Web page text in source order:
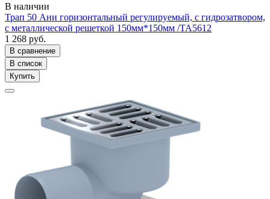
В наличии
Трап 50 Ани горизонтальный регулируемый, с гидрозатвором,
с металлической решеткой 150мм*150мм /ТА5612
1 268 руб.
В сравнение
В список
Купить